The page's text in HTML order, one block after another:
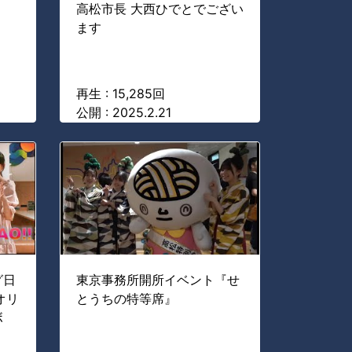
高松市長 大西ひでとでござい
ます
再生 : 15,285回
公開 : 2025.2.21
リ
東京事務所開所イベント『せ
とうちの特等席』